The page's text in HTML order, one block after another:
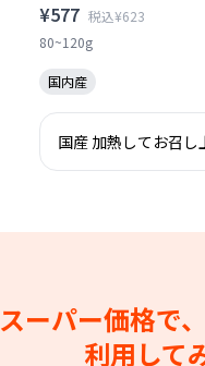
¥577 税込¥623
80~120g
国内産
国産 加熱してお召し
スーパー価格で
利用して